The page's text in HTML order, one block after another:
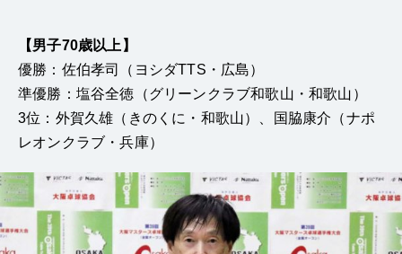
【男子70歳以上】
優勝：佐伯孝司（ヨシダTTS・広島）
準優勝：塩谷全徳（グリーンクラブ和歌山・和歌山）
3位：外賀久雄（きのくに・和歌山）、国脇康介（ナポ
レオンクラブ・兵庫）